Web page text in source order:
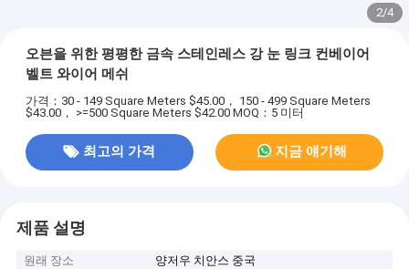
3/4
오븐을 위한 평평한 금속 스테인레스 강 눈 링크 컨베이어
벨트 와이어 메쉬
가격：30 - 149 Square Meters $45.00， 150 - 499 Square Meters
$43.00， >=500 Square Meters $42.00 MOQ：5 미터
최고의 가격 지금 얘기해
제품 설명
원래 장소
양저우 치안스 중국